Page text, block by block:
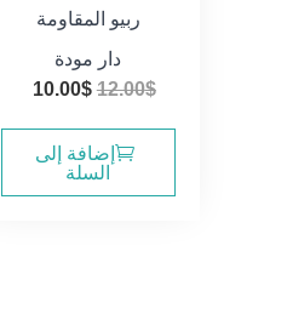
ربيو المقاومة
دار مودة
12.00$
السعر
هو:
12.00$.
10.00$
إضافة إلى
السلة